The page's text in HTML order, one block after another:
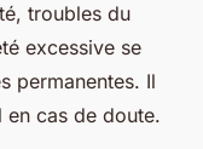
troubles du
excessive se
permanentes. Il
cas de doute.